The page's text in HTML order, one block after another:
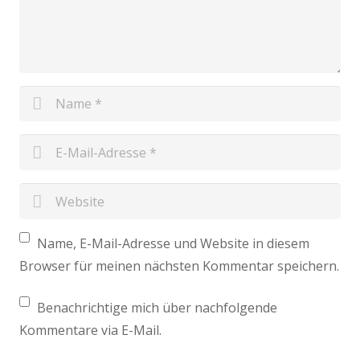
Name, E-Mail-Adresse und Website in diesem
Browser für meinen nächsten Kommentar speichern.
Benachrichtige mich über nachfolgende
Kommentare via E-Mail.